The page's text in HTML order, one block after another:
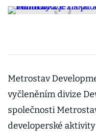
Metrostav
vyčleněním divize
společnosti
developerské